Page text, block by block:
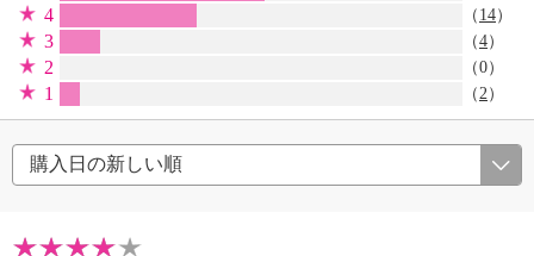
4 （ 14）
3 （4）
2 （0）
1 （2）